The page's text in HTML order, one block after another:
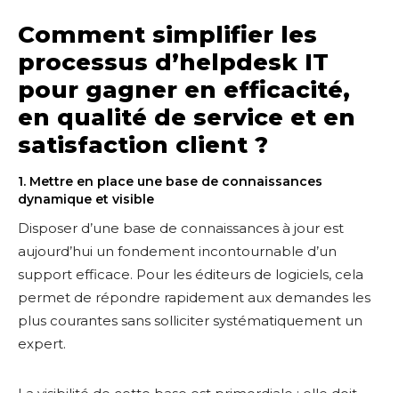
Comment simplifier les
processus d’helpdesk IT
pour gagner en efficacité,
en qualité de service et en
satisfaction client ?
1. Mettre en place une base de connaissances
dynamique et visible
Disposer d’une base de connaissances à jour est
aujourd’hui un fondement incontournable d’un
support efficace. Pour les éditeurs de logiciels, cela
permet de répondre rapidement aux demandes les
plus courantes sans solliciter systématiquement un
expert.